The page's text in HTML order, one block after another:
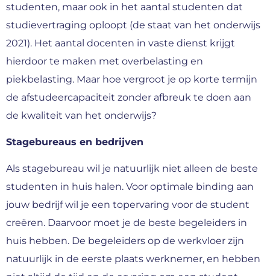
studenten, maar ook in het aantal studenten dat
studievertraging oploopt (de staat van het onderwijs
2021). Het aantal docenten in vaste dienst krijgt
hierdoor te maken met overbelasting en
piekbelasting. Maar hoe vergroot je op korte termijn
de afstudeercapaciteit zonder afbreuk te doen aan
de kwaliteit van het onderwijs?
Stagebureaus en bedrijven
Als stagebureau wil je natuurlijk niet alleen de beste
studenten in huis halen. Voor optimale binding aan
jouw bedrijf wil je een topervaring voor de student
creëren. Daarvoor moet je de beste begeleiders in
huis hebben. De begeleiders op de werkvloer zijn
natuurlijk in de eerste plaats werknemer, en hebben